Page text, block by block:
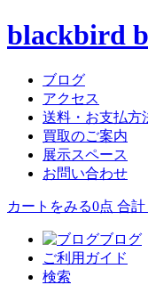
blackbird
ブログ
アクセス
送料・お支払方
買取のご案内
展示スペース
お問い合わせ
カートをみる0点 合計
ブログ
ご利用ガイド
検索